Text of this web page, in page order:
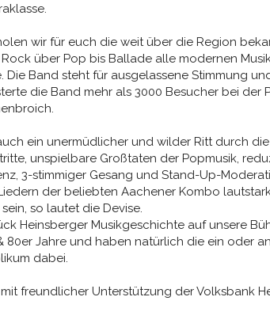
wir für euch die weit über die Region
über Pop bis Ballade alle modernen
Die Band steht für ausgelassene Stimmung
die Band mehr als 3000 Besucher bei der
ein unermüdlicher und wilder Ritt durch die
unspielbare Großtaten der Popmusik,
3-stimmiger Gesang und Stand-Up-
der beliebten Aachener Kombo
so lautet die Devise.
Heinsberger Musikgeschichte auf unsere
80er Jahre und haben natürlich die ein oder
dabei.
freundlicher Unterstützung der Volksbank